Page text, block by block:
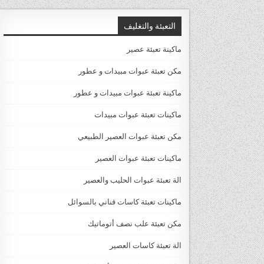
التعبئة والتغليف
ماكينة تعبئة عصير
مكن تعبئة عبوات مبيدات و عطور
ماكينة تعبئة عبوات مبيدات و عطور
ماكينات تعبئة عبوات مبيدات
مكن تعبئة عبوات العصير الطبيعي
ماكينات تعبئة عبوات العصير
الة تعبئة عبوات الحليب والعصير
ماكينات تعبئة كاسات قناني بالسوائل
مكن تعبئة علب نصف أتوماتيك
الة تعبئة كاسات العصير